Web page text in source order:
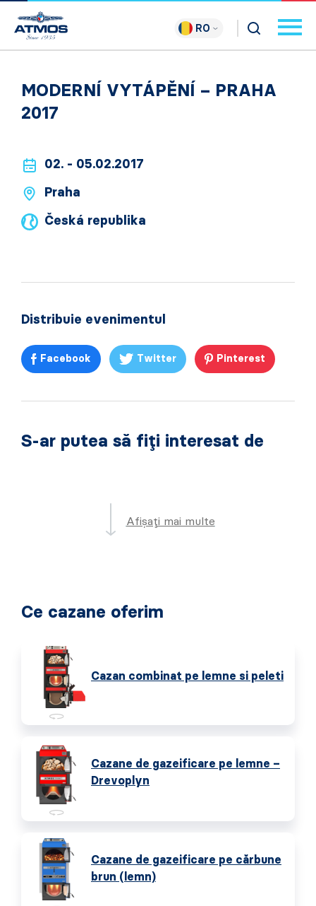
RO
MODERNÍ VYTÁPĚNÍ – PRAHA
2017
02. - 05.02.2017
Praha
Česká republika
Distribuie evenimentul
Facebook Twitter Pinterest
S-ar putea să fiți interesat de
Afișați mai multe
Ce cazane oferim
Cazan combinat pe lemne si peleti
Cazane de gazeificare pe lemne –
Drevoplyn
Cazane de gazeificare pe cărbune
brun (lemn)